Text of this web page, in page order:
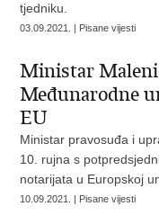
tjedniku.
03.09.2021. | Pisane vijesti
Ministar
Međunarodne
EU
Ministar pravosuđa i
10. rujna s
notarijata u Europskoj
10.09.2021. | Pisane vijesti